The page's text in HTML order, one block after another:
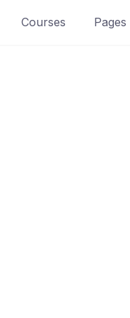
Courses Pages